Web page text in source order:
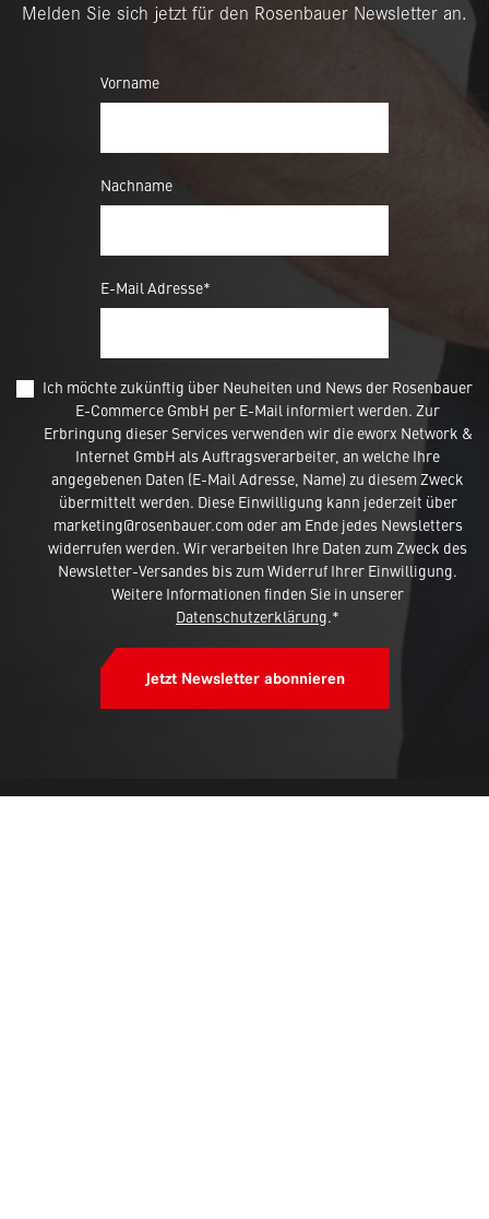
Melden Sie sich jetzt für den Rosenbauer Newsletter an.
Vorname
Nachname
E-Mail Adresse*
Ich möchte zukünftig über Neuheiten und News der Rosenbauer
E-Commerce GmbH per E-Mail informiert werden. Zur
Erbringung dieser Services verwenden wir die eworx Network &
Internet GmbH als Auftragsverarbeiter, an welche Ihre
angegebenen Daten (E-Mail Adresse, Name) zu diesem Zweck
übermittelt werden. Diese Einwilligung kann jederzeit über
marketing@rosenbauer.com oder am Ende jedes Newsletters
widerrufen werden. Wir verarbeiten Ihre Daten zum Zweck des
Newsletter-Versandes bis zum Widerruf Ihrer Einwilligung.
Weitere Informationen finden Sie in unserer
Datenschutzerklärung.*
Jetzt Newsletter abonnieren